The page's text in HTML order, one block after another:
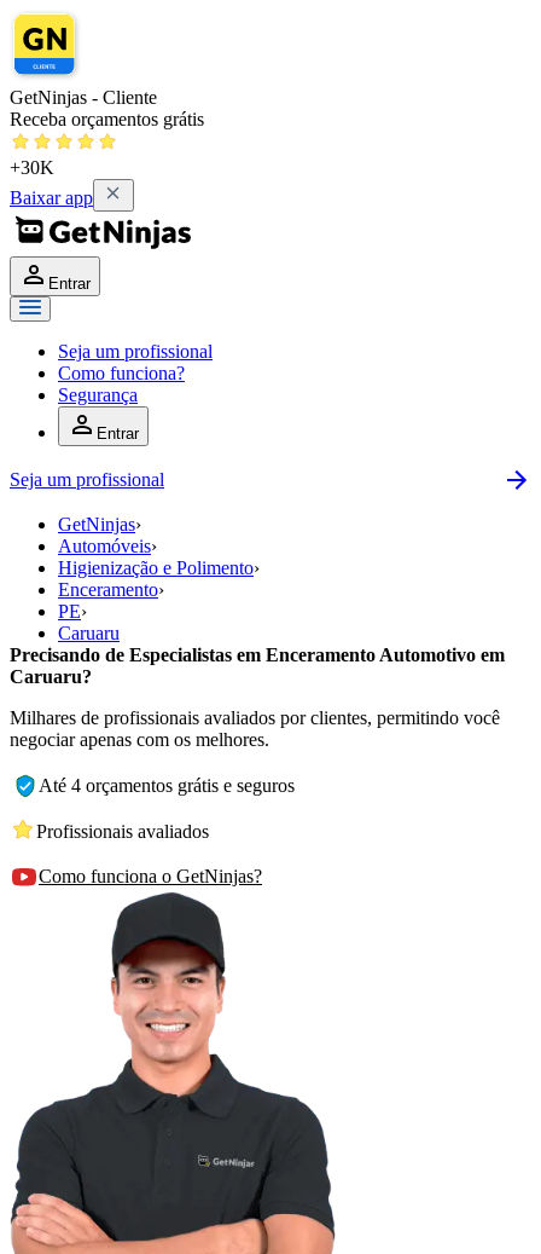
GetNinjas - Cliente
Receba orçamentos grátis
+30K
Baixar app
Entrar
Seja um profissional
Como funciona?
Segurança
Entrar
Seja um profissional
GetNinjas›
Automóveis›
Higienização e Polimento›
Enceramento›
PE›
Caruaru
Precisando de Especialistas em Enceramento Automotivo em
Caruaru?
Milhares de profissionais avaliados por clientes, permitindo você
negociar apenas com os melhores.
Até 4 orçamentos grátis e seguros
Profissionais avaliados
Como funciona o GetNinjas?